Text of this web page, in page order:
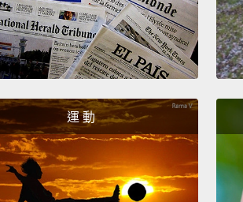
from black to white.
As
different shades, from a
pastel pink.
「飽和度」指的是色彩濃
淡或較鮮明。「明度」跟
色。你可以看到，這能給
紅色。
運 動